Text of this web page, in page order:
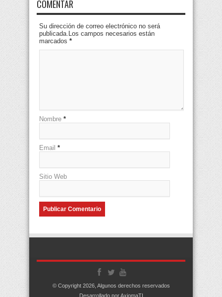
COMENTAR
Su dirección de correo electrónico no será
publicada.Los campos necesarios están
marcados *
Nombre *
Email *
Sitio Web
© Copyright 2026, Algunos derechos reservados
Desarrollado por AxiomaTI